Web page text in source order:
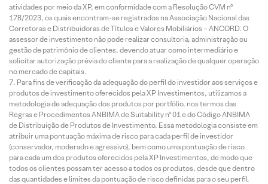
atividades por meio da XP, em conformidade com a Resolução CVM nº
178/2023, os quais encontram-se registrados na Associação Nacional das
Corretoras e Distribuidoras de Títulos e Valores Mobiliários – ANCORD. O
assessor de investimento não pode realizar consultoria, administração ou
gestão de patrimônio de clientes, devendo atuar como intermediário e
solicitar autorização prévia do cliente para a realização de qualquer operação
no mercado de capitais.
Para fins de verificação da adequação do perfil do investidor aos serviços e
produtos de investimento oferecidos pela XP Investimentos, utilizamos a
metodologia de adequação dos produtos por portfólio, nos termos das
Regras e Procedimentos ANBIMA de Suitability nº 01 e do Código ANBIMA
de Distribuição de Produtos de Investimento. Essa metodologia consiste em
atribuir uma pontuação máxima de risco para cada perfil de investidor
(conservador, moderado e agressivo), bem como uma pontuação de risco
para cada um dos produtos oferecidos pela XP Investimentos, de modo que
todos os clientes possam ter acesso a todos os produtos, desde que dentro
das quantidades e limites da pontuação de risco definidas para o seu perfil.